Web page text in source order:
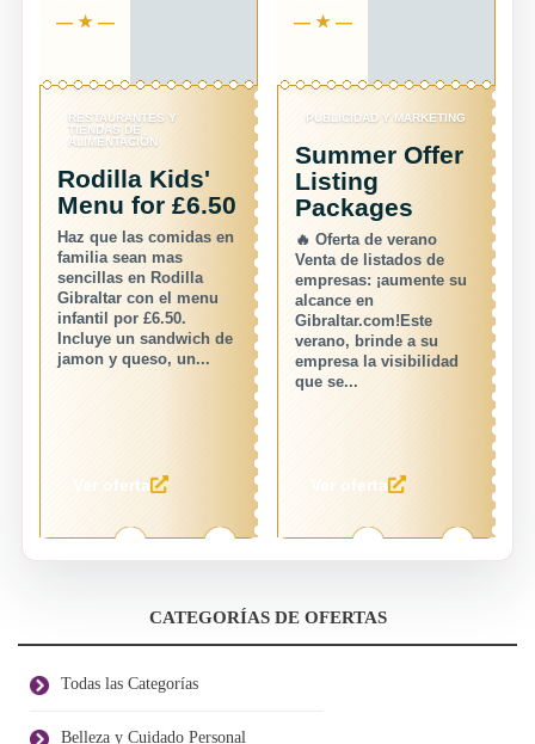
PUBLICIDAD Y MARKETING
Summer Offer
Listing
Packages
🔥 Oferta de verano
Venta de listados de
empresas: ¡aumente su
alcance en
Gibraltar.com!Este
verano, brinde a su
empresa la visibilidad
Ver oferta
DEPORTES Y RECREACIÓN
Summer Free
Sequence
Dance Classes
Debbie Goodman ofrece
clases gratuitas de baile
de secuencia durante el
verano para parejas
principiantes, con pasos
sencillos pensados para
que...
Ver oferta
CATEGORÍAS DE OFERTAS
Todas las Categorías
Belleza y Cuidado Personal